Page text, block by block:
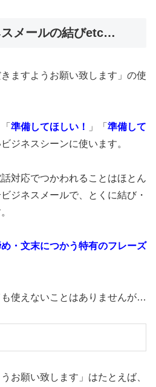
スメールの結びetc…
ますようお願い致します」の使
準備してほしい！ 」「 準備して
ジネスシーンに使います。
対応でつかわれることはほとん
ジネスメールで、とくに結び・
・文末につかう特有のフレーズ
使えないことはありませんが…
お願い致します」はたとえば、